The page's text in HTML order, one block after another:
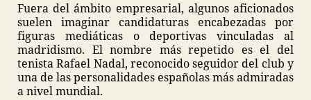
Fuera del ámbito empresarial, algunos aficionados
suelen imaginar candidaturas encabezadas por
figuras mediáticas o deportivas vinculadas al
madridismo. El nombre más repetido es el del
tenista Rafael Nadal, reconocido seguidor del club y
una de las personalidades españolas más admiradas
a nivel mundial.